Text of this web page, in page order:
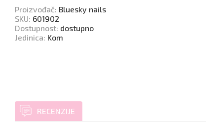
Proizvođač: Bluesky nails
SKU: 601902
Dostupnost: dostupno
Jedinica: Kom
RECENZIJE